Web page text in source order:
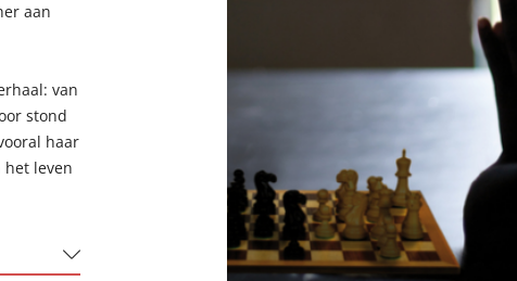
aan
van
stond
haar
het leven